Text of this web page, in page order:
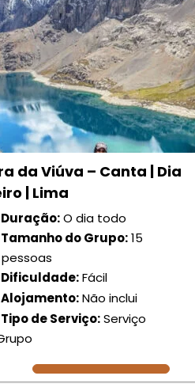
da Viúva – Canta | Dia
| Lima
Duração:O dia todo
Tamanho do Grupo:15
Dificuldade:Fácil
Alojamento:Não inclui
Tipo de Serviço:Serviço